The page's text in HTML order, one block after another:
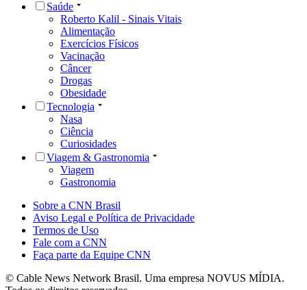
Saúde
Roberto Kalil - Sinais Vitais
Alimentação
Exercícios Físicos
Vacinação
Câncer
Drogas
Obesidade
Tecnologia
Nasa
Ciência
Curiosidades
Viagem & Gastronomia
Viagem
Gastronomia
Sobre a CNN Brasil
Aviso Legal e Política de Privacidade
Termos de Uso
Fale com a CNN
Faça parte da Equipe CNN
© Cable News Network Brasil. Uma empresa NOVUS MÍDIA.